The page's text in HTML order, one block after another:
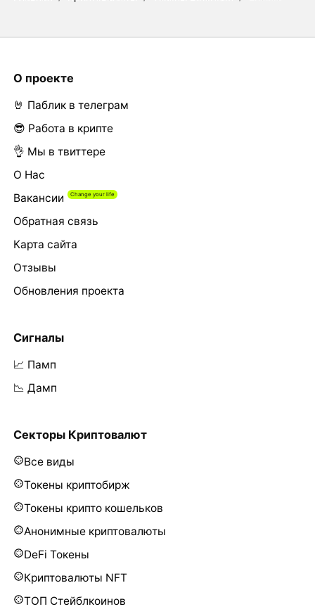
О проекте
🤘 Паблик в телеграм
😎 Работа в крипте
👌 Мы в твиттере
О Нас
Вакансии
Обратная связь
Карта сайта
Отзывы
Обновления проекта
Сигналы
📈 Памп
📉 Дамп
Секторы Криптовалют
Все виды
Токены криптобирж
Токены крипто кошельков
Анонимные криптовалюты
DeFi Токены
Криптовалюты NFT
ТОП Стейблкоинов